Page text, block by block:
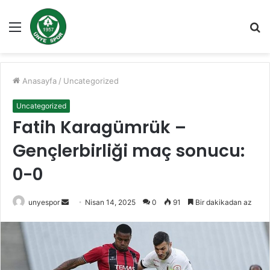
Menü
...
Anasayfa / Uncategorized
Uncategorized
Fatih Karagümrük –
Gençlerbirliği maç sonucu:
0-0
unyespor
Bir
göndermek
Nisan 14, 2025 0 91 Bir dakikadan az